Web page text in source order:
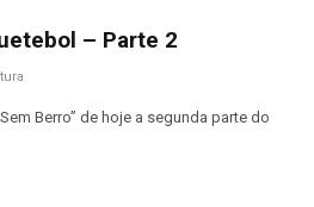
– Parte 2
Berro” de hoje a segunda parte do